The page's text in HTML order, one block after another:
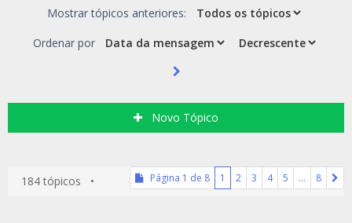
Mostrar tópicos anteriores:
Ordenar por
Novo Tópico
184 tópicos • Página 1 de 8 1 2 3 4 5 … 8